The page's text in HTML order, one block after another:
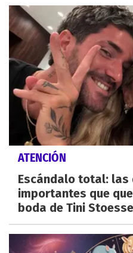
ATENCIÓN
Escándalo total: las
importantes que
boda de Tini